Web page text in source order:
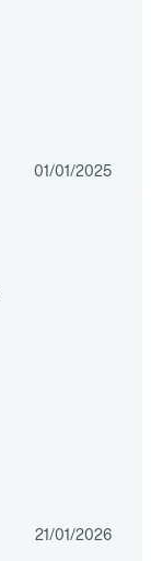
01/01/2025
21/01/2026